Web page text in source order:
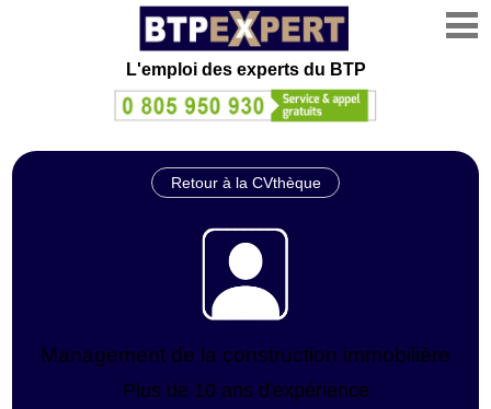
L'emploi des experts du BTP
Retour à la CVthèque
Management de la construction immobilière
Plus de 10 ans d'expérience